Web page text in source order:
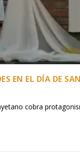
EN EL DÍA DE
cobra